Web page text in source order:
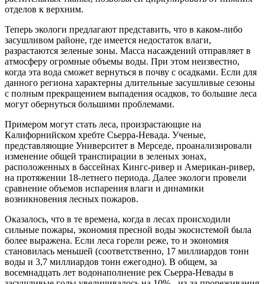
отделов к верхним.
Теперь экологи предлагают представить, что в каком-либо
засушливом районе, где имеется недостаток влаги,
разрастаются зеленые зоны. Масса насаждений отправляет в
атмосферу огромные объемы воды. При этом неизвестно,
когда эта вода сможет вернуться в почву с осадками. Если для
данного региона характерны длительные засушливые сезоны
с полным прекращением выпадения осадков, то большие леса
могут обернуться большими проблемами.
Примером могут стать леса, произрастающие на
Калифорнийском хребте Сьерра-Невада. Ученые,
представляющие Университет в Мерседе, проанализировали
изменение общей транспирации в зеленых зонах,
расположенных в бассейнах Кингс-ривер и Американ-ривер,
на протяжении 18-летнего периода. Далее экологи провели
сравнение объемов испарения влаги и динамики
возникновения лесных пожаров.
Оказалось, что в те времена, когда в лесах происходили
сильные пожары, экономия пресной воды экосистемой была
более выражена. Если леса горели реже, то и экономия
становилась меньшей (соответственно, 17 миллиардов тонн
воды и 3,7 миллиардов тонн ежегодно). В общем, за
восемнадцать лет водонаполнение рек Сьерра-Невады в